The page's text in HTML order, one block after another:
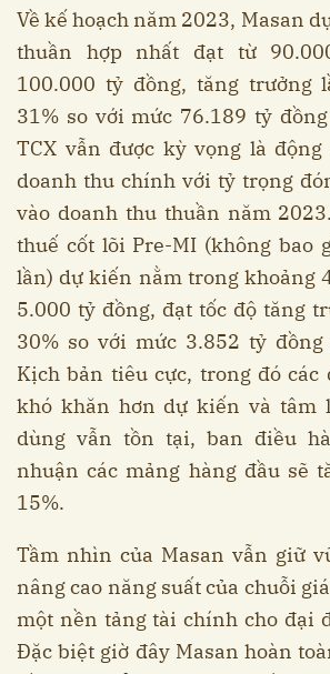
Về kế hoạch năm 2023, Masan
thuần hợp nhất đạt từ
100.000 tỷ đồng, tăng trưởng
31% so với mức 76.189 tỷ
TCX vẫn được kỳ vọng là
doanh thu chính với tỷ trọng
vào doanh thu thuần năm
thuế cốt lõi Pre-MI (không bao
lần) dự kiến nằm trong khoảng
5.000 tỷ đồng, đạt tốc độ tăng
30% so với mức 3.852 tỷ
Kịch bản tiêu cực, trong đó
khó khăn hơn dự kiến và tâm
dùng vẫn tồn tại, ban điều
nhuận các mảng hàng đầu sẽ
15%.
Tầm nhìn của Masan vẫn giữ
nâng cao năng suất của chuỗi
một nền tảng tài chính cho đại
Đặc biệt giờ đây Masan hoàn